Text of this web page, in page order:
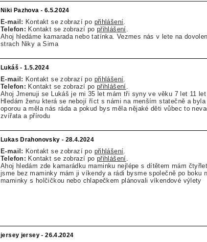
Niki Pazhova - 6.5.2024
E-mail: Kontakt se zobrazí po přihlášení
Telefon: Kontakt se zobrazí po přihlášení
Ahoj hledáme kamarada nebo tatínka. Vezmes nás v lete na
strach Niky a Sima
Lukáš - 1.5.2024
E-mail: Kontakt se zobrazí po přihlášení
Telefon: Kontakt se zobrazí po přihlášení
Ahoj Jmenuji se Lukáš je mi 35 let mám tři syny ve věku 7 let 11
Hledám ženu která se nebojí říct s námi na menším statečně a byla
oporou a měla nás ráda a pokud bys měla nějaké děti vůbec to
zvířata a přírodu
Lukas Drahonovsky - 28.4.2024
E-mail: Kontakt se zobrazí po přihlášení
Telefon: Kontakt se zobrazí po přihlášení
Ahoj hledám zde kamarádku maminku nejlépe s dítětem mám
jsme bez maminky mám ji víkendy a rádi bysme společně po boku
maminky s holčičkou nebo chlapečkem plánovali víkendové výlety
jersey jersey - 26.4.2024